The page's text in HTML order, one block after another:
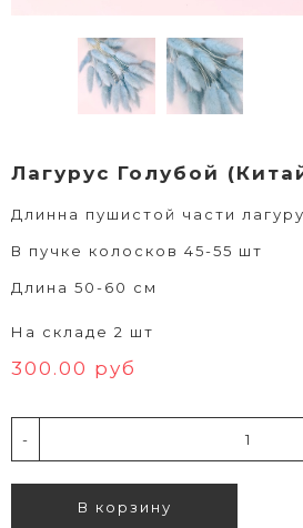
Лагурус Голубой
Длинна пушистой части
В пучке колосков 45-55 шт
Длина 50-60 см
На складе 2 шт
300.00 руб
-
В корзину